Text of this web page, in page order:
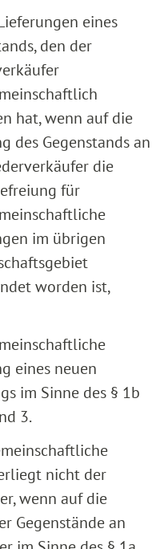
eines
den der
hat, wenn auf die
des Gegenstands an
die
für
im übrigen
worden ist,
eines neuen
im Sinne des § 1b
3.
nicht der
wenn auf die
Gegenstände an